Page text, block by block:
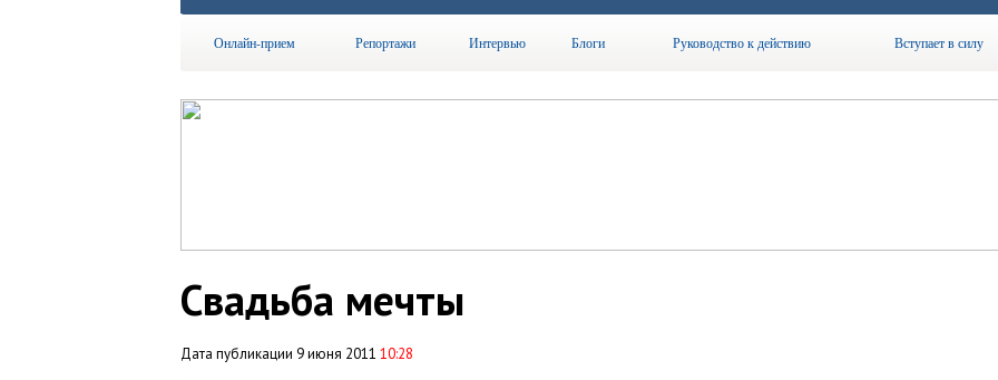
Онлайн-прием Репортажи Интервью Блоги Руководство к действию Вступает в силу
Свадьба мечты
Дата публикации 9 июня 2011 10:28